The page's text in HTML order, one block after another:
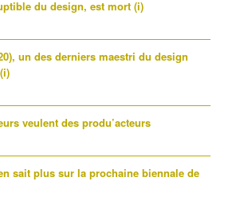
du design, est mort (i)
un des derniers maestri du design
veulent des produ’acteurs
sait plus sur la prochaine biennale de